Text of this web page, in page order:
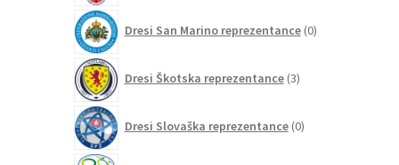
Dresi San Marino reprezentance 0izdelkov
Dresi Škotska reprezentance 3izdelki
Dresi Slovaška reprezentance 0izdelkov